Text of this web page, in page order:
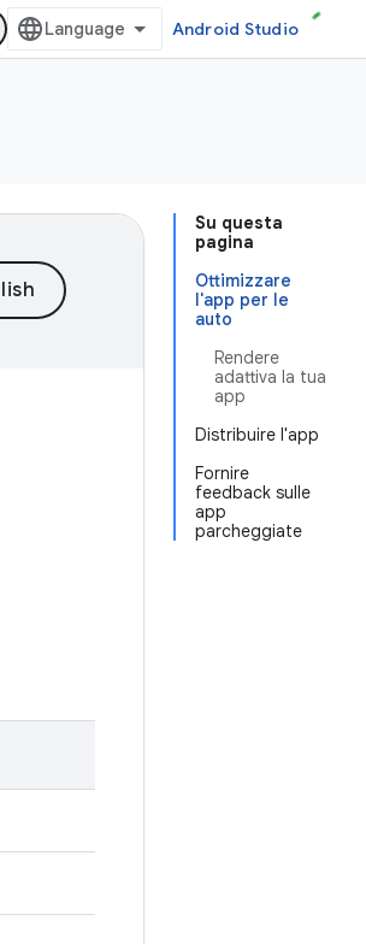
Android Studio
Su questa
pagina
Ottimizzare
l'app per le
auto
Rendere
adattiva la tua
app
Distribuire l'app
Fornire
feedback sulle
app
parcheggiate